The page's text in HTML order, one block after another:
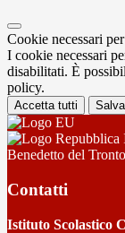
Cookie necessari
I cookie necessari
disabilitati. È
policy.
Accetta tutti
Benedetto del Tronto
Contatti
Istituto Scolastico